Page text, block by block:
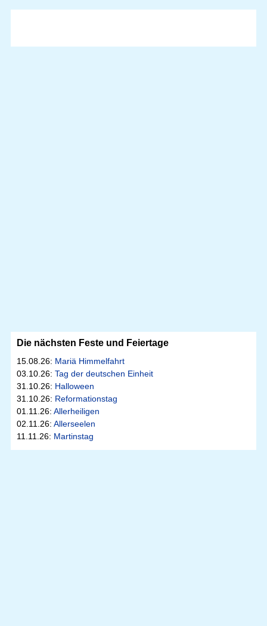
Die nächsten Feste und Feiertage
15.08.26: Mariä Himmelfahrt
03.10.26: Tag der deutschen Einheit
31.10.26: Halloween
31.10.26: Reformationstag
01.11.26: Allerheiligen
02.11.26: Allerseelen
11.11.26: Martinstag